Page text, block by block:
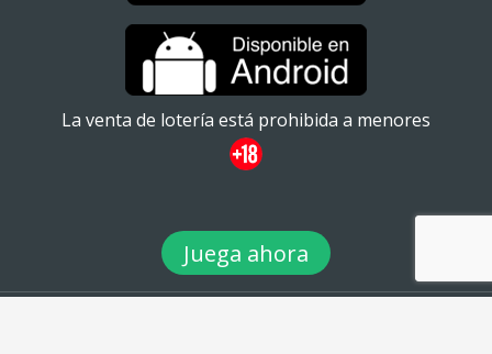
La venta de lotería está prohibida a menores
Juega ahora